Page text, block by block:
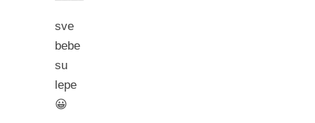
sve
bebe
su
lepe
😀